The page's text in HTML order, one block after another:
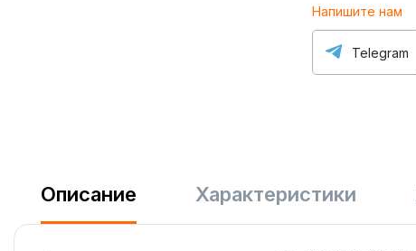
Напишите нам
Telegram
Описание Характеристики